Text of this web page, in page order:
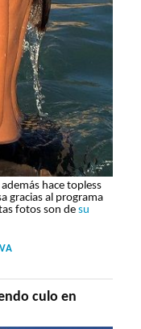
hace topless
gracias al programa
fotos son de su
culo en